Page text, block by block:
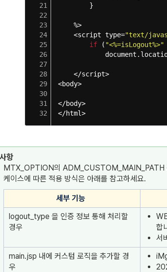
이터 삽입/삭제 기능 추가
이 추가 되었습니다.
21
22
23
24
25
26
27
28
29
30
31
32
}
%>
<script type="text/
if
( "<%=isLogout%>"
</script>
<body>
</body>
</html>
항
MTX_OPTION의 ADM_CUSTOM_MAIN_PATH
케이스에 따른 적용 방식은 아래를 참고하세요.
세부 기능
logout_type 을 인증 정보 통해 처리할
경우
합
서
main.jsp 내에 커스텀 로직을 추가할 경
우